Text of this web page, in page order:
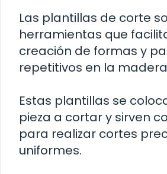
Las plantillas de corte
herramientas que
creación de formas y
repetitivos en la
Estas plantillas se
pieza a cortar y sirven
para realizar cortes
uniformes.